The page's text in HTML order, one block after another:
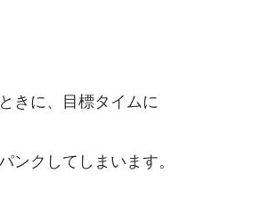
きに、目標タイムに
ンクしてしまいます。